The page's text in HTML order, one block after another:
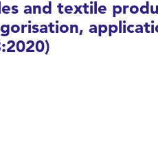
and textile